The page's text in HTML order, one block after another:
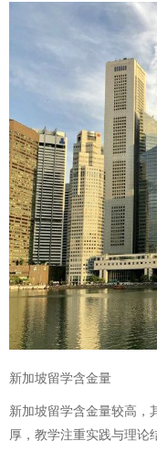
新加坡留学含金量
新加坡留学含金量较高，
厚，教学注重实践与理论